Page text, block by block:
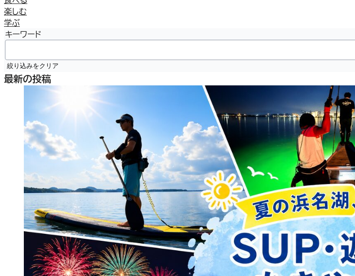
楽しむ
学ぶ
キーワード
絞り込みをクリア
最新の投稿